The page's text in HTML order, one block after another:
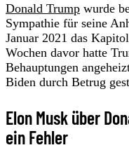
Donald Trump wurde
Sympathie für seine
Januar 2021 das
Wochen davor hatte
Behauptungen
Biden durch Betrug
Elon Musk über
ein Fehler